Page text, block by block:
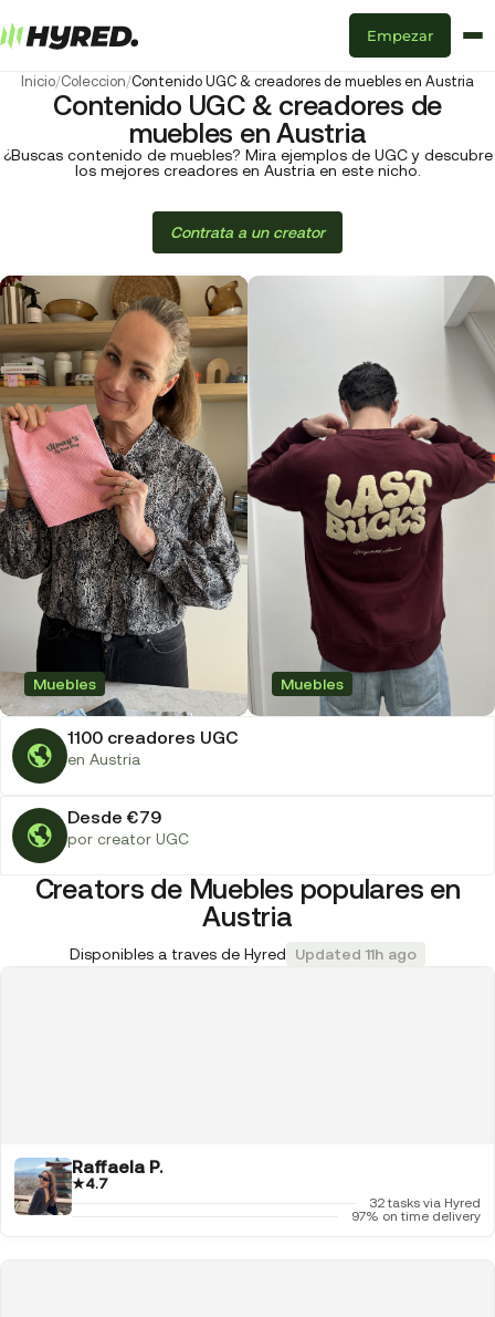
Empezar
Inicio/Coleccion/Contenido UGC & creadores de muebles en Austria
Contenido UGC & creadores de
muebles en Austria
¿Buscas contenido de muebles? Mira ejemplos de UGC y descubre
los mejores creadores en Austria en este nicho.
Contrata a un creator
1100 creadores UGC
en Austria
Muebles Muebles
Desde €79
por creator UGC
Creators de Muebles populares en
Austria
Disponibles a traves de Hyred Updated 11h ago
Raffaela P.
★4.7
32 tasks via Hyred
97% on time delivery